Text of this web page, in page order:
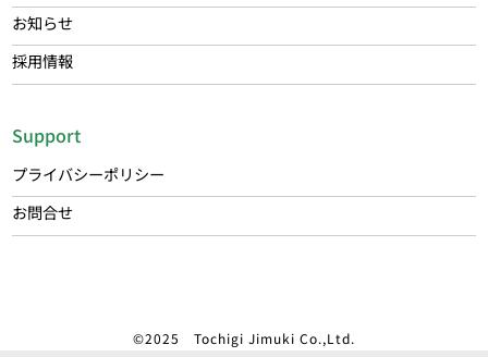
お知らせ
採用情報
Support
プライバシーポリシー
お問合せ
©2025 Tochigi Jimuki Co.,Ltd.